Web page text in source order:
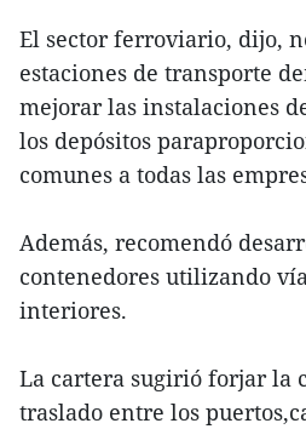
El sector ferroviario, dijo,
estaciones de transporte
mejorar las instalaciones
los depósitos
comunes a todas las
Además, recomendó
contenedores utilizando
interiores.
La cartera sugirió forjar la
traslado entre los